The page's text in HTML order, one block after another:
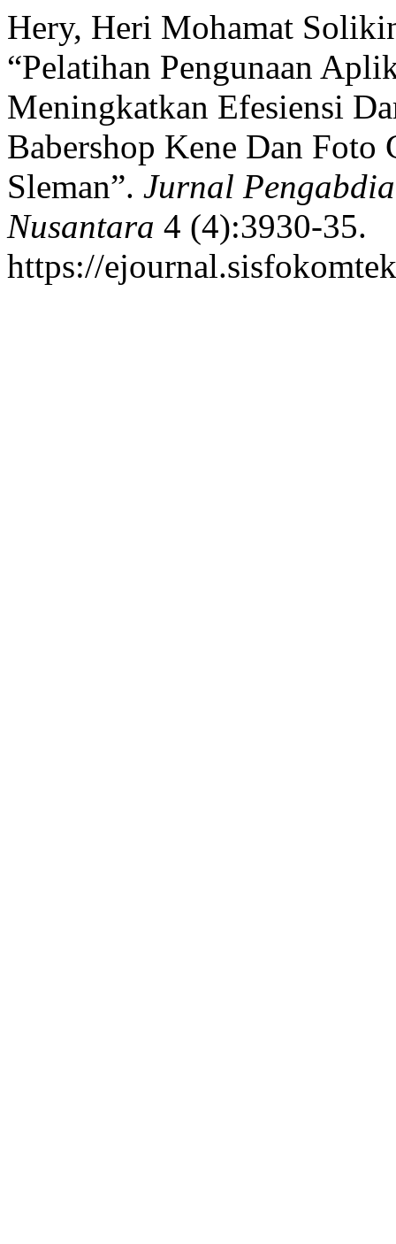
Hery, Heri Mohamat
“Pelatihan Pengunaan
Meningkatkan Efesiensi
Babershop Kene Dan
Sleman”. Jurnal
Nusantara 4 (4):3930-35.
https://